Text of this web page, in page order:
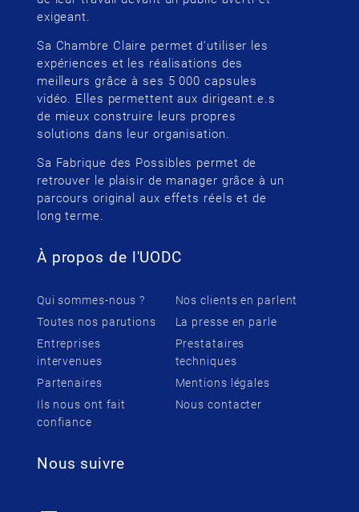
exigeant.
Sa Chambre Claire permet d’utiliser les
expériences et les réalisations des
meilleurs grâce à ses 5 000 capsules
vidéo. Elles permettent aux dirigeant.e.s
de mieux construire leurs propres
solutions dans leur organisation.
Sa Fabrique des Possibles permet de
retrouver le plaisir de manager grâce à un
parcours original aux effets réels et de
long terme.
À propos de l'UODC
Qui sommes-nous ?
Toutes nos parutions
Entreprises
intervenues
Partenaires
Ils nous ont fait
confiance
Nos clients en parlent
La presse en parle
Prestataires
techniques
Mentions légales
Nous contacter
Nous suivre